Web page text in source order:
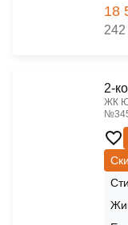
18
242
2-
ЖК